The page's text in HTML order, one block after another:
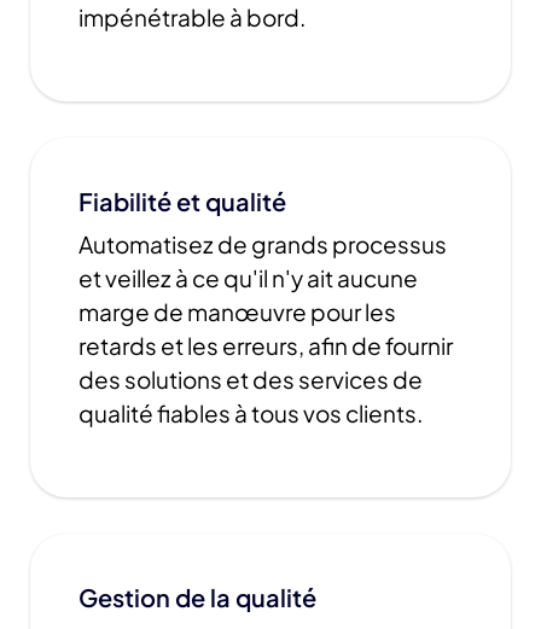
impénétrable à bord.
Fiabilité et qualité
Automatisez de grands processus
et veillez à ce qu'il n'y ait aucune
marge de manœuvre pour les
retards et les erreurs, afin de fournir
des solutions et des services de
qualité fiables à tous vos clients.
Gestion de la qualité